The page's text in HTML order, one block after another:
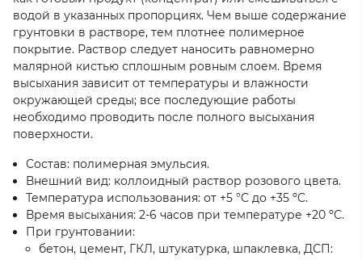
водой в указанных пропорциях. Чем выше содержание
грунтовки в растворе, тем плотнее полимерное
покрытие. Раствор следует наносить равномерно
малярной кистью сплошным ровным слоем. Время
высыхания зависит от температуры и влажности
окружающей среды; все последующие работы
необходимо проводить после полного высыхания
поверхности.
Состав: полимерная эмульсия.
Внешний вид: коллоидный раствор розового цвета.
Температура использования: от +5 °C до +35 ºC.
Время высыхания: 2-6 часов при температуре +20 ºC.
При грунтовании:
бетон, цемент, ГКЛ, штукатурка, шпаклевка, ДСП: